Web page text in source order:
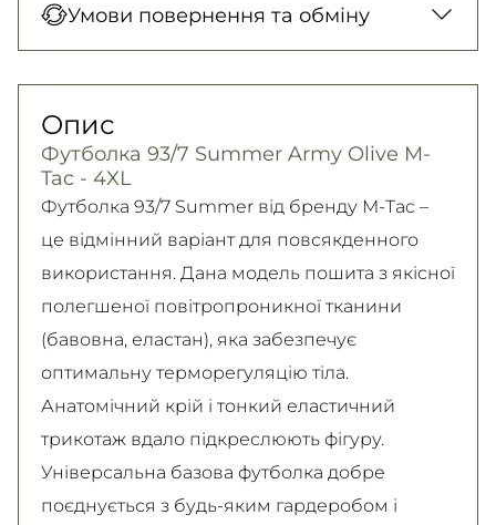
150 грн. / 1-2 дні
300 грн. / 1-2 дні
Самовивіз
Безкоштовно
Детальніше
карткою у відділенні, Безготівковими для
Детальніше
Умови повернення та обміну
Детально про умови повернення та обміну
читайте на
сторінці
Детальніше
Опис
Футболка 93/7 Summer Army Olive M-
Tac - 4XL
Футболка 93/7 Summer від бренду M-Tac –
це відмінний варіант для повсякденного
використання. Дана модель пошита з якісної
полегшеної повітропроникної тканини
(бавовна, еластан), яка забезпечує
оптимальну терморегуляцію тіла.
Анатомічний крій і тонкий еластичний
трикотаж вдало підкреслюють фігуру.
Універсальна базова футболка добре
поєднується з будь-яким гардеробом і